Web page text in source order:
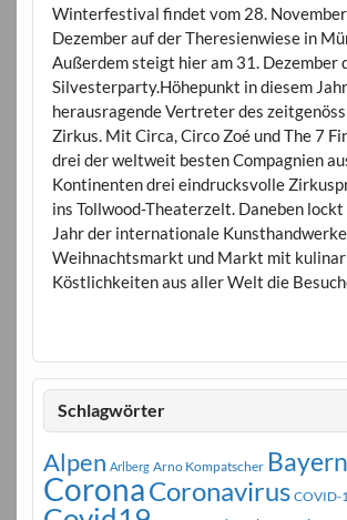
Winterfestival findet vom 28. November
Dezember auf der Theresienwiese in
Außerdem steigt hier am 31. Dezember
Silvesterparty.Höhepunkt in diesem
herausragende Vertreter des
Zirkus. Mit Circa, Circo Zoé und The 7
drei der weltweit besten Compagnien
Kontinenten drei eindrucksvolle
ins Tollwood-Theaterzelt. Daneben lockt
Jahr der internationale
Weihnachtsmarkt und Markt mit
Köstlichkeiten aus aller Welt die
Schlagwörter
Alpen Arlberg Arno Kompatscher Bayern
CoronaCoronavirus COVID-